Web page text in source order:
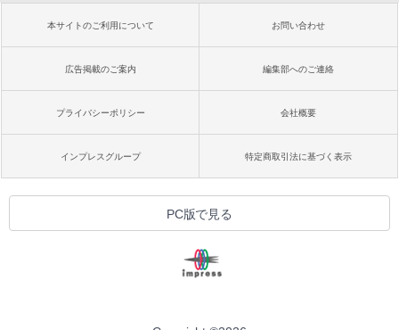
本サイトのご利用について お問い合わせ
広告掲載のご案内 編集部へのご連絡
プライバシーポリシー 会社概要
インプレスグループ 特定商取引法に基づく表示
PC版で見る